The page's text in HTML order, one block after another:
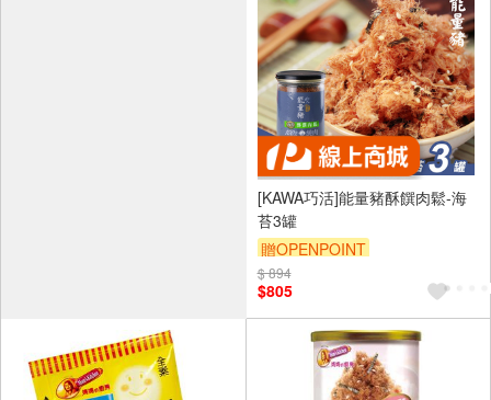
[KAWA巧活]能量豬酥饌肉鬆-海
苔3罐
贈OPENPOINT
$ 894
$805